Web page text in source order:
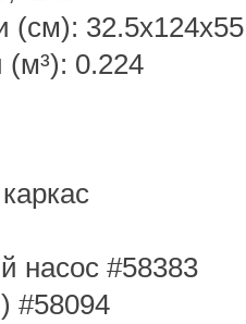
(см):
(м³): 0.224
насос #58383
#58094